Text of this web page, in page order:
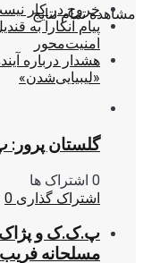
مشاهده تمام نتایج
خروج در کار
پیام آنکارا به
امنیت‌محور
هشدار درباره
«لیبیایی‌شدن»
گلستان
0 اشتراک ها
اشتراک گذاری 0
پ.ک.ک و پژاک
مسلحانه